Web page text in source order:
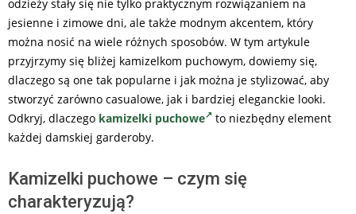
odzieży stały się nie tylko praktycznym rozwiązaniem na
jesienne i zimowe dni, ale także modnym akcentem, który
można nosić na wiele różnych sposobów. W tym artykule
przyjrzymy się bliżej kamizelkom puchowym, dowiemy się,
dlaczego są one tak popularne i jak można je stylizować, aby
stworzyć zarówno casualowe, jak i bardziej eleganckie looki.
Odkryj, dlaczego kamizelki puchowe
to niezbędny element
każdej damskiej garderoby.
Kamizelki puchowe – czym się
charakteryzują?